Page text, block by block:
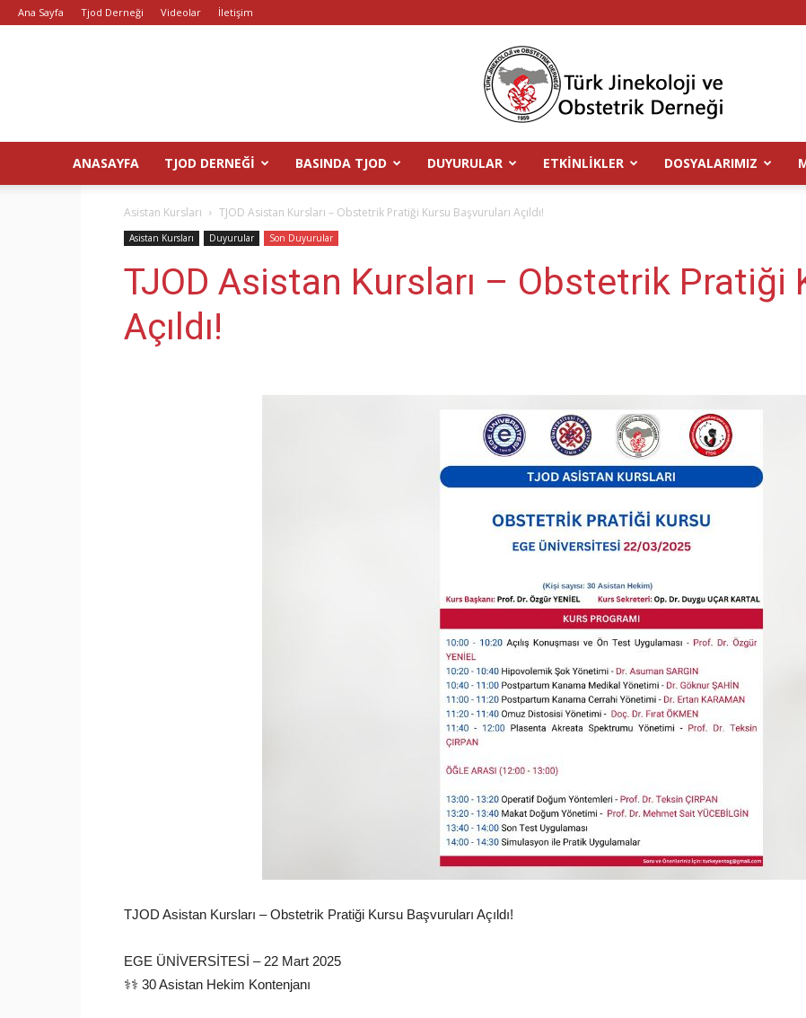
Ana Sayfa Tjod Derneği Videolar İletişim
TJOD
ANASAYFA TJOD DERNEĞI BASINDA TJOD DUYURULAR ETKINLIKLER DOSYALARIMIZ
Asistan Kursları TJOD Asistan Kursları – Obstetrik Pratiği Kursu Başvuruları Açıldı!
Asistan Kursları Duyurular Son Duyurular
TJOD Asistan Kursları – Obstetrik Pratiği
Açıldı!
TJOD Asistan Kursları – Obstetrik Pratiği Kursu Başvuruları Açıldı!
EGE ÜNİVERSİTESİ – 22 Mart 2025
‍⚕️‍⚕️ 30 Asistan Hekim Kontenjanı